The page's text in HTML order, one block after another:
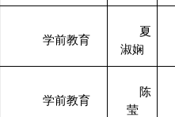
学前教育
夏
淑娴
学前教育
陈
莹